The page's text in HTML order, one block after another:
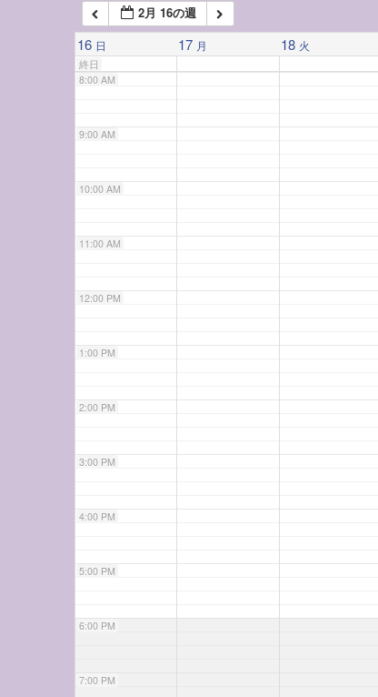
2月 16の週
16 日 17 月 18 火
終日
7:00 AM
8:00 AM
9:00 AM
10:00 AM
11:00 AM
12:00 PM
1:00 PM
2:00 PM
3:00 PM
4:00 PM
5:00 PM
6:00 PM
7:00 PM